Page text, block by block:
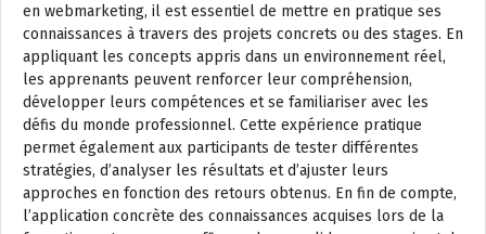
en webmarketing, il est essentiel de mettre en pratique ses
connaissances à travers des projets concrets ou des stages. En
appliquant les concepts appris dans un environnement réel,
les apprenants peuvent renforcer leur compréhension,
développer leurs compétences et se familiariser avec les
défis du monde professionnel. Cette expérience pratique
permet également aux participants de tester différentes
stratégies, d’analyser les résultats et d’ajuster leurs
approches en fonction des retours obtenus. En fin de compte,
l’application concrète des connaissances acquises lors de la